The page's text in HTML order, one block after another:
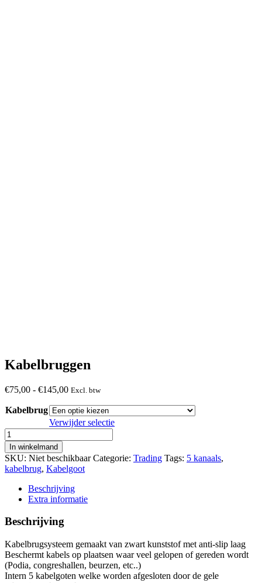
Kabelbruggen
€75,00 - €145,00Prijsklasse:
tot
€145,00
Excl. btw
Kabelbrug
Verwijder selectie
Kabelbruggen
aantal
In winkelmand
SKU: Niet beschikbaar Categorie: Trading Tags: 5 kanaals,
kabelbrug, Kabelgoot
Beschrijving
Extra informatie
Beschrijving
Kabelbrugsysteem gemaakt van zwart kunststof met anti-slip laag
Beschermt kabels op plaatsen waar veel gelopen of gereden wordt
(Podia, congreshallen, beurzen, etc..)
Intern 5 kabelgoten welke worden afgesloten door de gele